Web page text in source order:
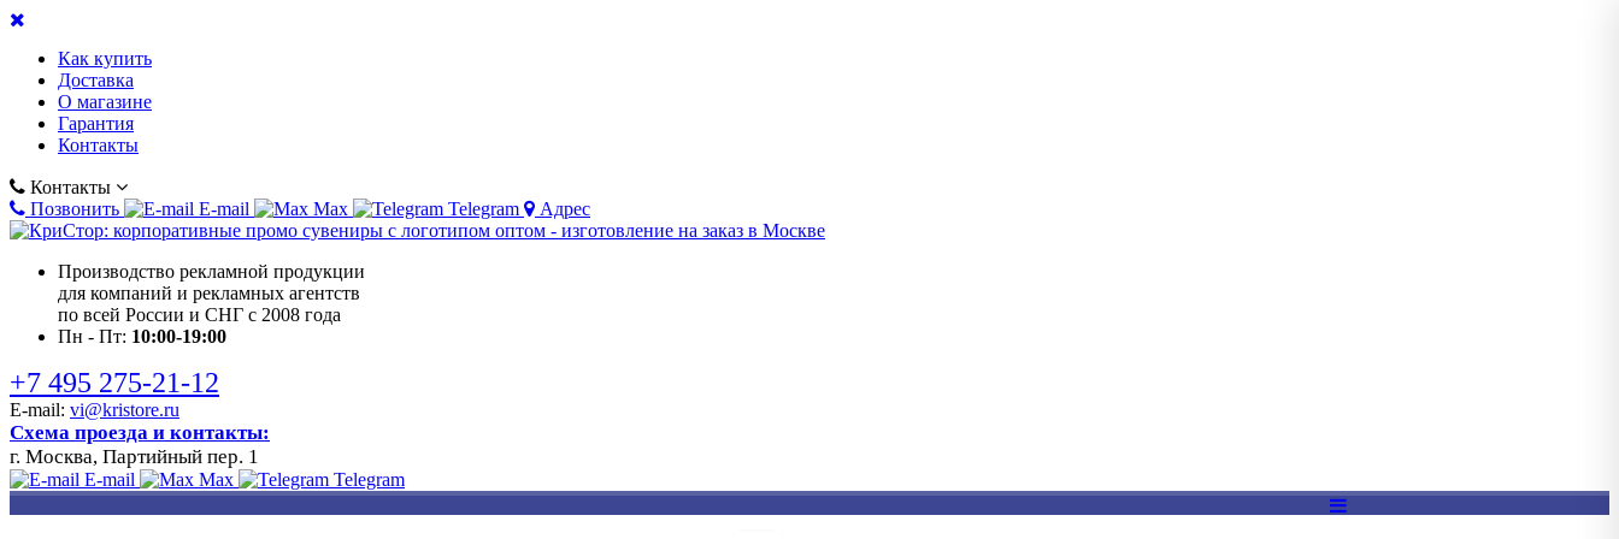
Как купить
Доставка
О магазине
Гарантия
Контакты
Контакты
Позвонить
E-mail Max Telegram Адрес
Производство рекламной продукции
для компаний и рекламных агентств
по всей России и СНГ с 2008 года
Пн - Пт: 10:00-19:00
+7 495 275-21-12
E-mail: vi@kristore.ru
Схема проезда и контакты:
г. Москва, Партийный пер. 1
E-mail Max Telegram